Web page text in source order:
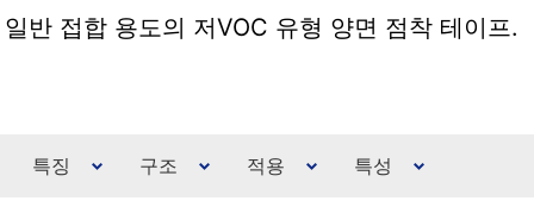
일반 접합 용도의 저VOC 유형 양면 점착 테이프.
특징 구조 적용 특성